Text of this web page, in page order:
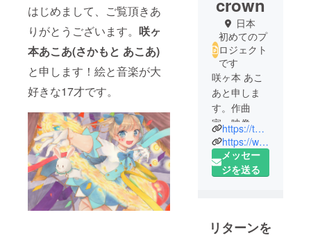
はじめまして、ご覧頂きあ
りがとうございます。 咲ヶ
本あこあ(さかもと あこあ)
と申します！絵と音楽が大
好きな17才です。
crown
日本
初めてのプ
ロジェクト
です
咲ヶ本 あこ
あと申しま
す。作曲
家、映像作
家を目指し
ています。
https://twitter.com/acoya_crown
https://www.pixiv.net/users/28081467
メッセー
ジを送る
リターンを